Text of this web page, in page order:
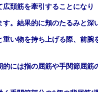
頚筋を牽引することになり
。結果的に頬のたるみと深
い物を持ち上げる際、前腕
には指の屈筋や手関節屈